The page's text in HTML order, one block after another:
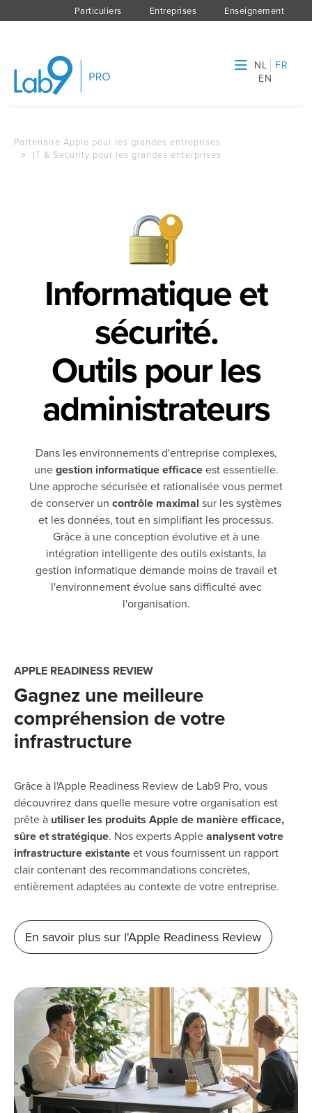
Particuliers Entreprises Enseignement
NL
FR
EN
Partenaire Apple pour les grandes entreprises
>
IT & Security pour les grandes enterprises
Informatique et
sécurité.
Outils pour les
administrateurs
Dans les environnements d'entreprise complexes,
unegestion informatique efficaceest essentielle.
Une approche sécurisée et rationalisée vous permet
de conserver un contrôle maximal sur les systèmes
et les données, tout en simplifiant les processus.
Grâce à une conception évolutive et à une
intégration intelligente des outils existants, la
gestion informatique demande moins de travail et
l'environnement évolue sans difficulté avec
l'organisation.
APPLE READINESS REVIEW
Gagnez une meilleure
compréhension de votre
infrastructure
Grâce à l'Apple Readiness Review de Lab9 Pro, vous
découvrirez dans quelle mesure votre organisation est
prête à utiliser les produits Apple de manière efficace,
sûre et stratégique. Nos experts Appleanalysent votre
infrastructure existanteet vous fournissent un rapport
clair contenant des recommandations concrètes,
entièrement adaptées au contexte de votre entreprise.
En savoir plus sur l'Apple Readiness Review